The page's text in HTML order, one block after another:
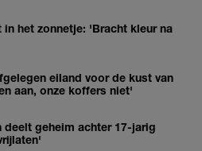
het zonnetje: 'Bracht kleur na
eiland voor de kust van
aan, onze koffers niet'
deelt geheim achter 17-jarig